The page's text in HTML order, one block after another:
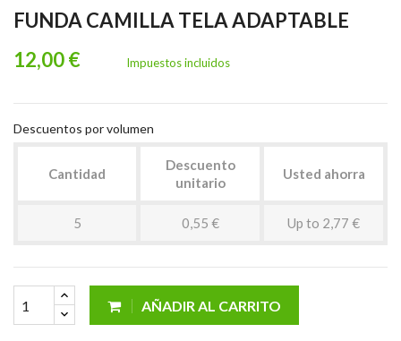
FUNDA CAMILLA TELA ADAPTABLE
12,00 €
Impuestos incluidos
Descuentos por volumen
Cantidad
Descuento
unitario
Usted ahorra
5 0,55 € Up to 2,77 €
AÑADIR AL CARRITO